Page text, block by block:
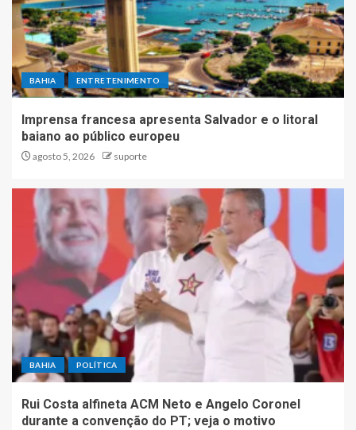
BAHIA ENTRETENIMENTO
Imprensa francesa apresenta Salvador e o litoral
baiano ao público europeu
agosto 5, 2026 suporte
BAHIA POLÍTICA
Rui Costa alfineta ACM Neto e Angelo Coronel
durante a convenção do PT; veja o motivo